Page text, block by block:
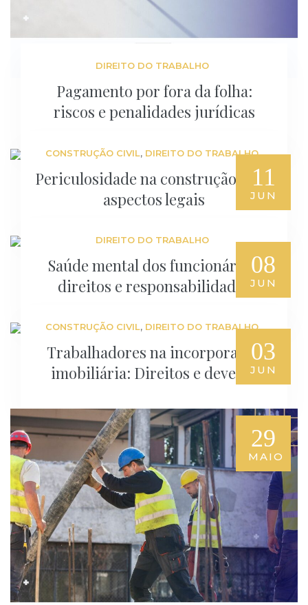
DIREITO DO TRABALHO
Pagamento por fora da folha:
riscos e penalidades jurídicas
11
JUN
CONSTRUÇÃO CIVIL, DIREITO DO TRABALHO
Periculosidade na construção civil:
aspectos legais
08
JUN
DIREITO DO TRABALHO
Saúde mental dos funcionários:
direitos e responsabilidades
03
JUN
CONSTRUÇÃO CIVIL, DIREITO DO TRABALHO
Trabalhadores na incorporação
imobiliária: Direitos e deveres
29
MAIO